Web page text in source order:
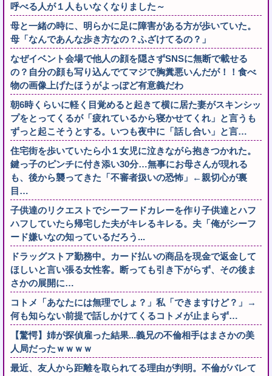
呼べる人が１人もいなくなりました～
母と一緒の時に、明らかに足に障害がある方が歩いていた。
母「なんであんな歩き方なの？ふざけてるの？」
なぜイベント会場で他人の顔を隠さずSNSに無断で載せる
の？自分の顔も写り込んでてマジで胸糞悪いんだが！！食べ
物の画像上げたほうがよっぽど有意義だわ
朝6時くらいに軽く目覚めると起きて横に居た妻がスキンシッ
プをとってくるが「疲れているから寝かせてくれ」と言うも
ずっと起こそうとする。いつも夜中に「話し合い」と言…
住宅街を歩いていたら小１女児に泣きながら抱きつかれた。
鍵っ子のピンチに付き添い30分…無事にお母さんが現れる
も、後から襲ってきた「不審者扱いの恐怖」←親切心が裏
目…
子供達のリクエストでシーフードカレーを作り子供達とハフ
ハフしていたら帰宅した夫がキレるキレる。夫「俺がシーフ
ード嫌いなの知っているだろう...
ドラッグストア勤務中。カード払いの商品を現金で返金して
ほしいと言い張る女性客。断っても引き下がらず、その後ま
さかの展開に…
コトメ「あなたには無理でしょ？」私「できますけど？」→
何も知らない前提で話しかけてくるコトメが止まらず…
【驚愕】姉が探偵雇った結果...義兄の不倫相手はまさかの美
人局だったｗｗｗｗ
最近、友人から距離を取られてる理由が判明。不倫がバレて